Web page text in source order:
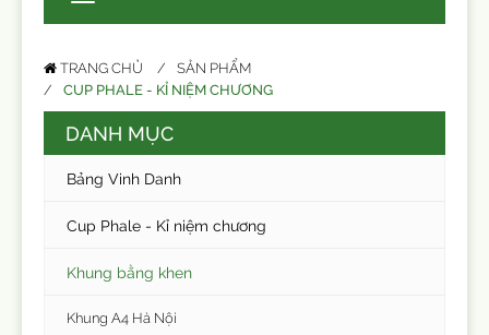
TRANG CHỦ SẢN PHẨM
CUP PHALE - KỈ NIỆM CHƯƠNG
DANH MỤC
Bảng Vinh Danh
Cup Phale - Kỉ niệm chương
Khung bằng khen
Khung A4 Hà Nội